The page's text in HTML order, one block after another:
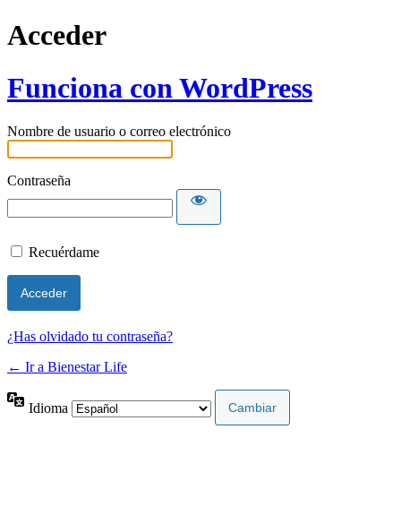
Acceder
Funciona con WordPress
Nombre de usuario o correo electrónico
Contraseña
Recuérdame
¿Has olvidado tu contraseña?
← Ir a Bienestar Life
Idioma